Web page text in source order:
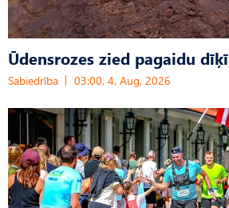
Ūdensrozes zied pagaidu dīķī
Sabiedrība 03:00, 4. Aug, 2026